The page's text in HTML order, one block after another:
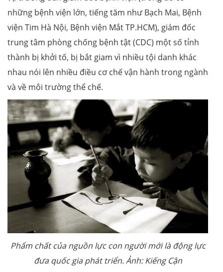
những bệnh viện lớn, tiếng tăm như Bạch Mai, Bệnh
viện Tim Hà Nội, Bệnh viện Mắt TP.HCM), giám đốc
trung tâm phòng chống bệnh tật (CDC) một số tỉnh
thành bị khởi tố, bị bắt giam vì nhiều tội danh khác
nhau nói lên nhiều điều cơ chế vận hành trong ngành
và về môi trường thể chế.
Phẩm chất của nguồn lực con người mới là động lực
đưa quốc gia phát triển. Ảnh: Kiếng Cận